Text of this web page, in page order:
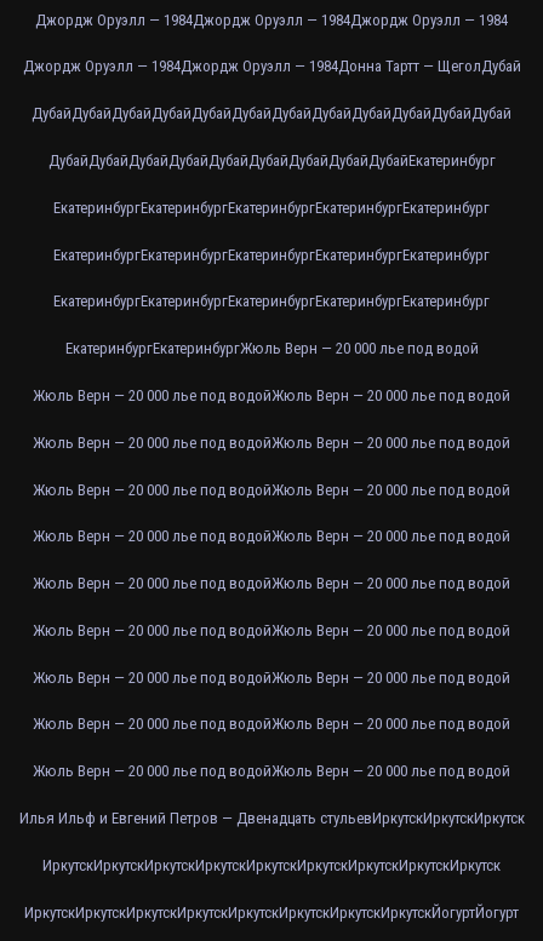
Джордж Оруэлл — 1984Джордж Оруэлл — 1984Джордж Оруэлл — 1984
Джордж Оруэлл — 1984Джордж Оруэлл — 1984Донна Тартт — ЩеголДубай
ДубайДубайДубайДубайДубайДубайДубайДубайДубайДубайДубайДубай
ДубайДубайДубайДубайДубайДубайДубайДубайДубайЕкатеринбург
ЕкатеринбургЕкатеринбургЕкатеринбургЕкатеринбургЕкатеринбург
ЕкатеринбургЕкатеринбургЕкатеринбургЕкатеринбургЕкатеринбург
ЕкатеринбургЕкатеринбургЕкатеринбургЕкатеринбургЕкатеринбург
ЕкатеринбургЕкатеринбургЖюль Верн — 20 000 лье под водой
Жюль Верн — 20 000 лье под водойЖюль Верн — 20 000 лье под водой
Жюль Верн — 20 000 лье под водойЖюль Верн — 20 000 лье под водой
Жюль Верн — 20 000 лье под водойЖюль Верн — 20 000 лье под водой
Жюль Верн — 20 000 лье под водойЖюль Верн — 20 000 лье под водой
Жюль Верн — 20 000 лье под водойЖюль Верн — 20 000 лье под водой
Жюль Верн — 20 000 лье под водойЖюль Верн — 20 000 лье под водой
Жюль Верн — 20 000 лье под водойЖюль Верн — 20 000 лье под водой
Жюль Верн — 20 000 лье под водойЖюль Верн — 20 000 лье под водой
Жюль Верн — 20 000 лье под водойЖюль Верн — 20 000 лье под водой
Илья Ильф и Евгений Петров — Двенадцать стульевИркутскИркутскИркутск
ИркутскИркутскИркутскИркутскИркутскИркутскИркутскИркутскИркутск
ИркутскИркутскИркутскИркутскИркутскИркутскИркутскИркутскЙогуртЙогурт